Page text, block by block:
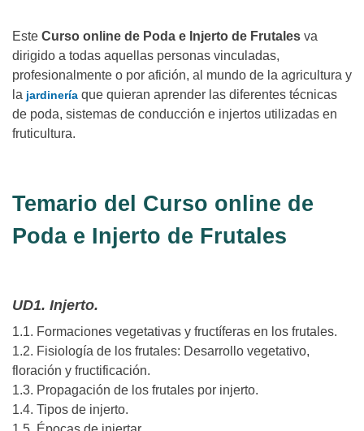
Este Curso online de Poda e Injerto de Frutales va
dirigido a todas aquellas personas vinculadas,
profesionalmente o por afición, al mundo de la agricultura y
la jardinería que quieran aprender las diferentes técnicas
de poda, sistemas de conducción e injertos utilizadas en
fruticultura.
Temario del Curso online de
Poda e Injerto de Frutales
UD1. Injerto.
1.1. Formaciones vegetativas y fructíferas en los frutales.
1.2. Fisiología de los frutales: Desarrollo vegetativo,
floración y fructificación.
1.3. Propagación de los frutales por injerto.
1.4. Tipos de injerto.